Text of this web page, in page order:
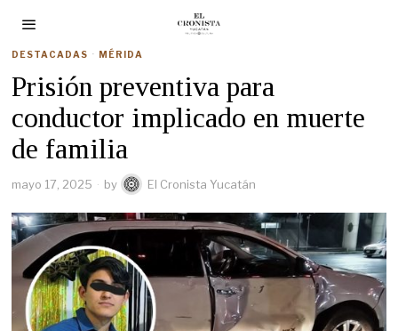
DESTACADAS · MÉRIDA
Prisión preventiva para
conductor implicado en muerte
de familia
mayo 17, 2025 by El Cronista Yucatán